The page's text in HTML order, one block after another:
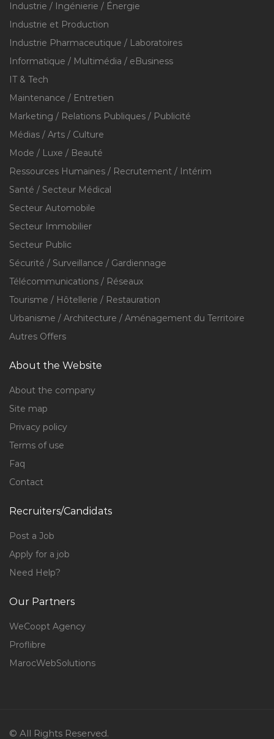
Industrie / Ingénierie / Énergie
Industrie et Production
Industrie Pharmaceutique / Laboratoires
Informatique / Multimédia / eBusiness
IT & Tech
Maintenance / Entretien
Marketing / Relations Publiques / Publicité
Médias / Arts / Culture
Mode / Luxe / Beauté
Ressources Humaines / Recrutement / Intérim
Santé / Secteur Médical
Secteur Automobile
Secteur Immobilier
Secteur Public
Sécurité / Surveillance / Gardiennage
Télécommunications / Réseaux
Tourisme / Hôtellerie / Restauration
Urbanisme / Architecture / Aménagement du Territoire
Autres Offers
About the Website
About the company
Site map
Privacy policy
Terms of use
Faq
Contact
Recruiters/Candidats
Post a Job
Apply for a job
Need Help?
Our Partners
WeCoopt Agency
Proflibre
MarocWebSolutions
© All Rights Reserved.